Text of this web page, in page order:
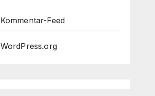
Kommentar-Feed
WordPress.org